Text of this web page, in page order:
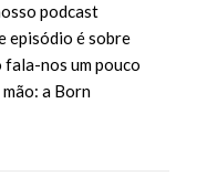
podcast
episódio é sobre
fala-nos um pouco
a Born